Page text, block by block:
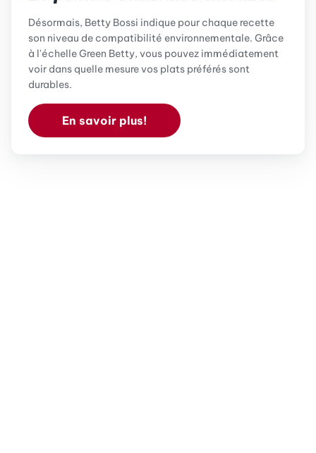
Désormais, Betty Bossi indique pour chaque recette
son niveau de compatibilité environnementale. Grâce
à l'échelle Green Betty, vous pouvez immédiatement
voir dans quelle mesure vos plats préférés sont
durables.
En savoir plus!